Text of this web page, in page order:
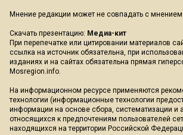
Мнение редакции может не совпадать с мнением
Скачать презентацию: Медиа-кит
При перепечатке или цитировании материалов
ссылка на источник обязательна, при
изданиях и на сайтах обязательна прямая
Mosregion.info.
На информационном ресурсе применяются
технологии (информационные технологии
информации на основе сбора, систематизации и
относящихся к предпочтениям пользователей
находящихся на территории Российской